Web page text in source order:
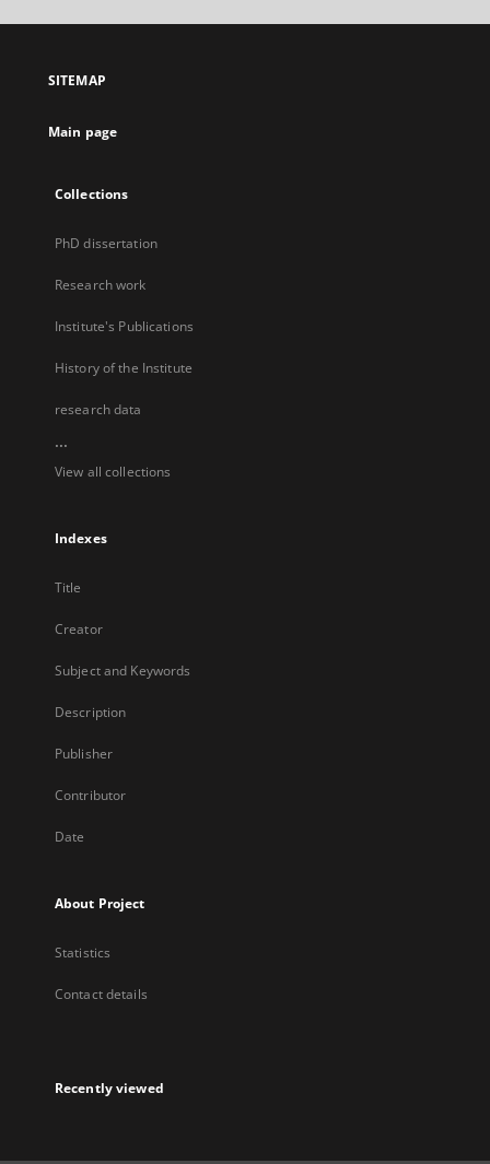
SITEMAP
Main page
Collections
PhD dissertation
Research work
Institute's Publications
History of the Institute
research data
...
View all collections
Indexes
Title
Creator
Subject and Keywords
Description
Publisher
Contributor
Date
About Project
Statistics
Contact details
Recently viewed